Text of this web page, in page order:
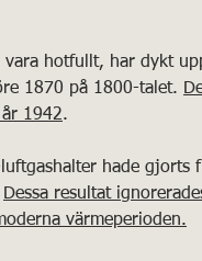
1870 på 1800-talet.
1942.
Dessa resultat
värmeperioden.